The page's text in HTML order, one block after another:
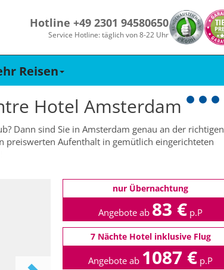
Hotline +49 2301 94580650
Service Hotline: täglich von 8-22 Uhr
Reisen
Hotel Amsterdam
Dann sind Sie in Amsterdam genau an der richtigen
preiswerten Aufenthalt in gemütlich eingerichteten
nur Übernachtung
Angebote ab 83 € p.P
7 Nächte Hotel inklusive Flug
Angebote ab 1087 € p.P